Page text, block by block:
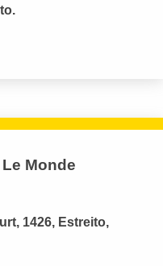
Monde
1426, Estreito,